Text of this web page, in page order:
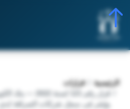
الرئيسية
قرارات
قرار رقم 121
يؤشر فى سجل شركات الصرافة لدى